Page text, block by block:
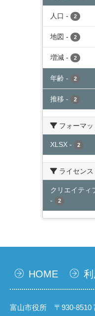
人口 - 2
地図 - 2
増減 - 2
年齢 - 2
推移 - 2
フォーマッ
XLSX - 2
ライセンス
クリエイティ
-
2
HOME
富山市役所 〒930-8510